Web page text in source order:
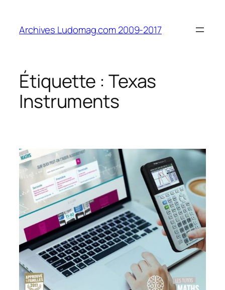
contenu
Archives Ludomag.com 2009-2017
Étiquette : Texas
Instruments